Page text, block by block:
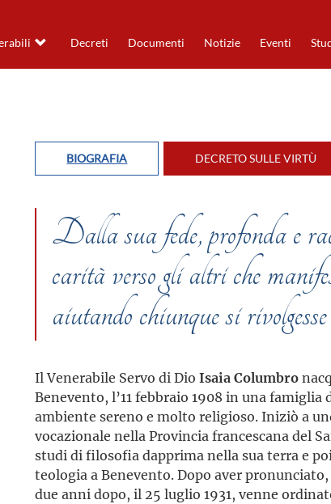
Decreti Documenti Notizie Eventi
BIOGRAFIA DECRETO SULLE VIRTÙ
Dalla sua fede, profonda e
carità verso gli altri che
aiutando chiunque si
Il Venerabile Servo di DioIsaia Columbro
Benevento, l’11 febbraio 1908 in una
ambiente sereno e molto religioso. Iniziò a
vocazionale nella Provincia francescana del
studi di filosofia dapprima nella sua terra e
teologia a Benevento. Dopo aver
due anni dopo, il 25 luglio 1931, venne